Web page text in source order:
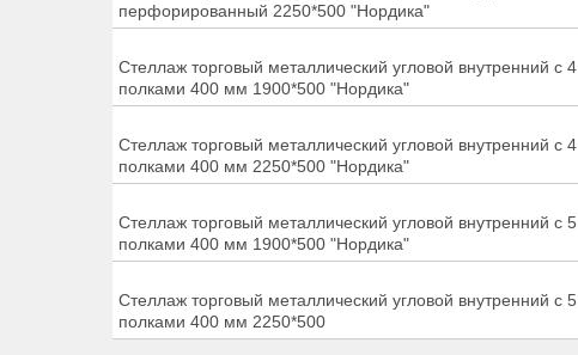
перфорированный 2250*500 "Нордика"
Стеллаж торговый металлический угловой внутренний с 4
полками 400 мм 1900*500 "Нордика"
Стеллаж торговый металлический угловой внутренний с 4
полками 400 мм 2250*500 "Нордика"
Стеллаж торговый металлический угловой внутренний с 5
полками 400 мм 1900*500 "Нордика"
Стеллаж торговый металлический угловой внутренний с 5
полками 400 мм 2250*500